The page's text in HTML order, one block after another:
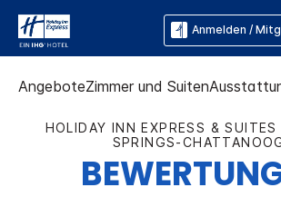
Anmelden /
AngeboteZimmer und Suiten
HOLIDAY INN EXPRESS & SUITES
SPRINGS-